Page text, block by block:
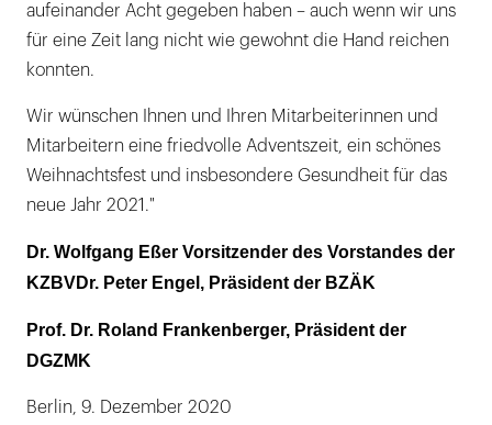
aufeinander Acht gegeben haben – auch wenn wir uns
für eine Zeit lang nicht wie gewohnt die Hand reichen
konnten.
Wir wünschen Ihnen und Ihren Mitarbeiterinnen und
Mitarbeitern eine friedvolle Adventszeit, ein schönes
Weihnachtsfest und insbesondere Gesundheit für das
neue Jahr 2021."
Dr. Wolfgang Eßer Vorsitzender des Vorstandes der
KZBVDr. Peter Engel, Präsident der BZÄK
Prof. Dr. Roland Frankenberger, Präsident der
DGZMK
Berlin, 9. Dezember 2020